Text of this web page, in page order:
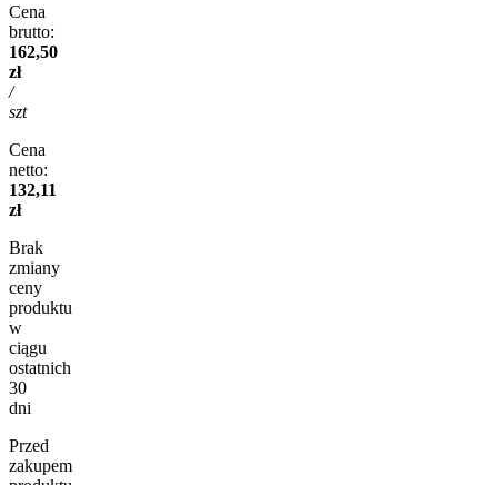
Cena
brutto:
162,50
zł
/
szt
Cena
netto:
132,11
zł
Brak
zmiany
ceny
produktu
w
ciągu
ostatnich
30
dni
Przed
zakupem